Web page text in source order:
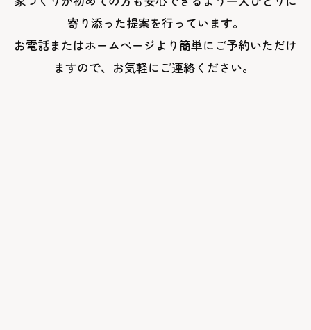
寄り添った提案を行っています。
お電話またはホームページより簡単にご予約いただけ
ますので、お気軽にご連絡ください。